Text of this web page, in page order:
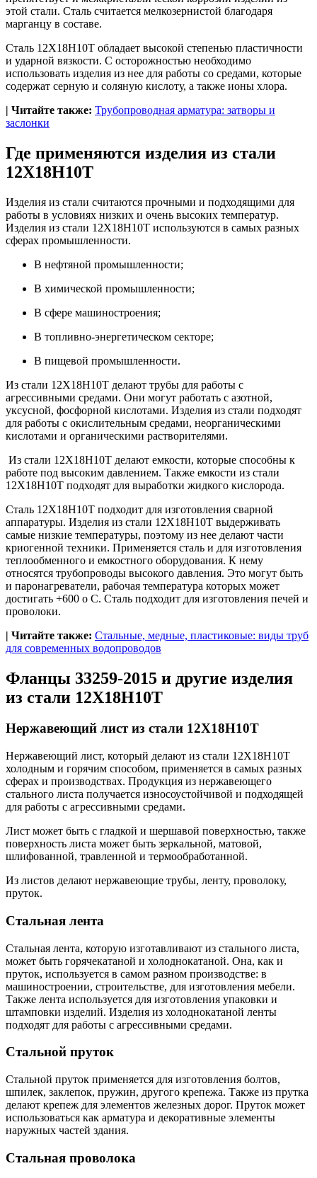
этой стали. Сталь считается мелкозернистой благодаря
марганцу в составе.
Сталь 12Х18Н10Т обладает высокой степенью пластичности
и ударной вязкости. С осторожностью необходимо
использовать изделия из нее для работы со средами, которые
содержат серную и соляную кислоту, а также ионы хлора.
| Читайте также: Трубопроводная арматура: затворы и
заслонки
Где применяются изделия из стали
12Х18Н10Т
Изделия из стали считаются прочными и подходящими для
работы в условиях низких и очень высоких температур.
Изделия из стали 12Х18Н10Т используются в самых разных
сферах промышленности.
В нефтяной промышленности;
В химической промышленности;
В сфере машиностроения;
В топливно-энергетическом секторе;
В пищевой промышленности.
Из стали 12Х18Н10Т делают трубы для работы с
агрессивными средами. Они могут работать с азотной,
уксусной, фосфорной кислотами. Изделия из стали подходят
для работы с окислительным средами, неорганическими
кислотами и органическими растворителями.
Из стали 12Х18Н10Т делают емкости, которые способны к
работе под высоким давлением. Также емкости из стали
12Х18Н10Т подходят для выработки жидкого кислорода.
Сталь 12Х18Н10Т подходит для изготовления сварной
аппаратуры. Изделия из стали 12Х18Н10Т выдерживать
самые низкие температуры, поэтому из нее делают части
криогенной техники. Применяется сталь и для изготовления
теплообменного и емкостного оборудования. К нему
относятся трубопроводы высокого давления. Это могут быть
и паронагреватели, рабочая температура которых может
достигать +600 o С. Сталь подходит для изготовления печей и
проволоки.
| Читайте также: Стальные, медные, пластиковые: виды труб
для современных водопроводов
Фланцы 33259-2015 и другие изделия
из стали 12Х18Н10Т
Нержавеющий лист из стали 12Х18Н10Т
Нержавеющий лист, который делают из стали 12Х18Н10Т
холодным и горячим способом, применяется в самых разных
сферах и производствах. Продукция из нержавеющего
стального листа получается износоустойчивой и подходящей
для работы с агрессивными средами.
Лист может быть с гладкой и шершавой поверхностью, также
поверхность листа может быть зеркальной, матовой,
шлифованной, травленной и термообработанной.
Из листов делают нержавеющие трубы, ленту, проволоку,
пруток.
Стальная лента
Стальная лента, которую изготавливают из стального листа,
может быть горячекатаной и холоднокатаной. Она, как и
пруток, используется в самом разном производстве: в
машиностроении, строительстве, для изготовления мебели.
Также лента используется для изготовления упаковки и
штамповки изделий. Изделия из холоднокатаной ленты
подходят для работы с агрессивными средами.
Стальной пруток
Стальной пруток применяется для изготовления болтов,
шпилек, заклепок, пружин, другого крепежа. Также из прутка
делают крепеж для элементов железных дорог. Пруток может
использоваться как арматура и декоративные элементы
наружных частей здания.
Стальная проволока